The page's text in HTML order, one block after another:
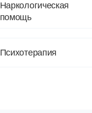
Наркологическая
помощь
Психотерапия